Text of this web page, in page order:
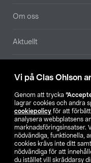
Vi på Clas Ohlson
Genom att trycka
lagrar cookies och andra
cookiepolicy för att
analysera webbplatsens
marknadsföringsinsatser.
nödvändiga, funktionella,
cookies krävs inte ditt
nödvändiga för att
du istället vill skräddarsy
Om oss
Aktuellt